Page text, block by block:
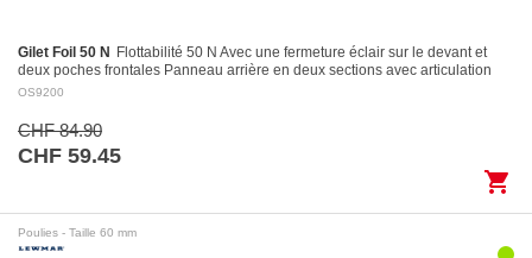
Gilet Foil 50 N
Flottabilité 50 N Avec une fermeture éclair sur le devant et
deux poches frontales Panneau arrière en deux sections avec articulation
pour des…
OS9200
CHF 84.90
CHF 59.45
shopping_cart
Poulies - Taille 60 mm